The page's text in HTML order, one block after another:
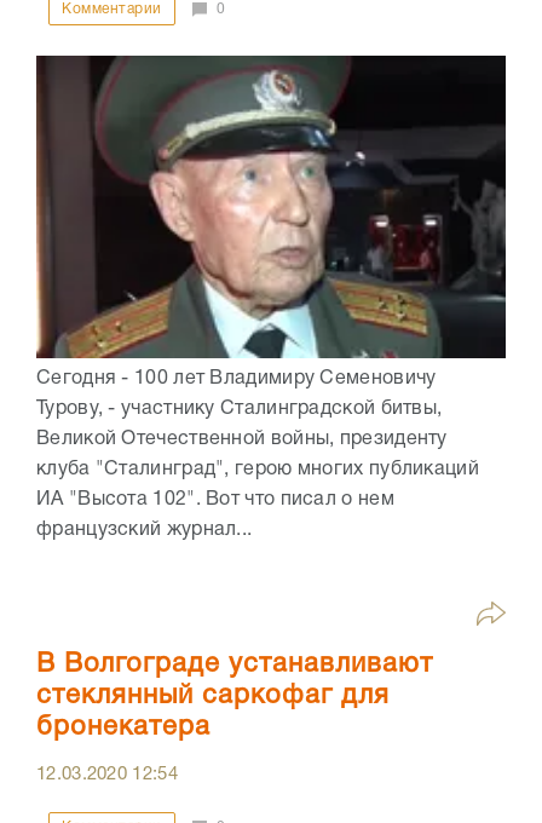
Комментарии 0
Сегодня - 100 лет Владимиру Семеновичу
Турову, - участнику Сталинградской битвы,
Великой Отечественной войны, президенту
клуба "Сталинград", герою многих публикаций
ИА "Высота 102". Вот что писал о нем
французский журнал...
В Волгограде устанавливают
стеклянный саркофаг для
бронекатера
12.03.2020 12:54